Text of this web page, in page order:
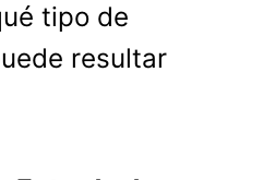
tipo de
resultar